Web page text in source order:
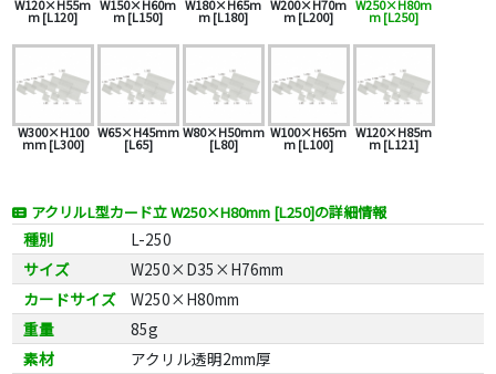
W120×H55m
m [L120]
W150×H60m
m [L150]
W180×H65m
m [L180]
W200×H70m
m [L200]
W250×H80m
m [L250]
W300×H100
mm [L300]
W65×H45mm
[L65]
W80×H50mm
[L80]
W100×H65m
m [L100]
W120×H85m
m [L121]
アクリルL型カード立 W250×H80mm [L250]の詳細情報
種別
L-250
サイズ
W250×D35×H76mm
カードサイズ
W250×H80mm
重量
85g
素材
アクリル透明2mm厚